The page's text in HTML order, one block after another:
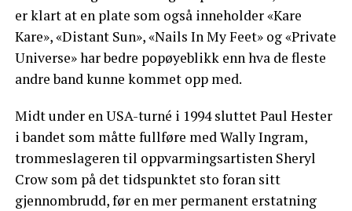
er klart at en plate som også inneholder «Kare
Kare», «Distant Sun», «Nails In My Feet» og «Private
Universe» har bedre popøyeblikk enn hva de fleste
andre band kunne kommet opp med.
Midt under en USA-turné i 1994 sluttet Paul Hester
i bandet som måtte fullføre med Wally Ingram,
trommeslageren til oppvarmingsartisten Sheryl
Crow som på det tidspunktet sto foran sitt
gjennombrudd, før en mer permanent erstatning